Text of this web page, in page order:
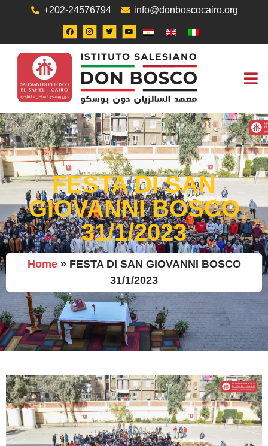
+202-24576794 info@donboscocairo.org
FESTA DI SAN
GIOVANNI BOSCO
31/1/2023
Home» FESTA DI SAN GIOVANNI BOSCO
31/1/2023